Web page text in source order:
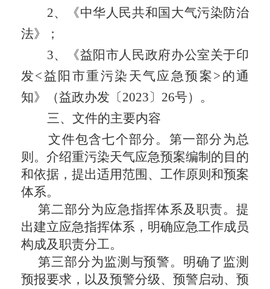
2、
《中华人民共和国大气污染防治
法》
；
3、
《益阳市人民政府办公室关于印
发<益阳市重污染天气应急预案>的通
知》（益政办发〔2023〕26号）。
三、文件的主要内容
文件包含七个部分。第一部分为总
则。介绍重污染天气应急预案编制的目的
和依据，提出适用范围、工作原则和预案
体系。
第二部分为应急指挥体系及职责。提
出建立应急指挥体系，明确应急工作成员
构成及职责分工。
第三部分为监测与预警。明确了监测
预报要求，以及预警分级、预警启动、预